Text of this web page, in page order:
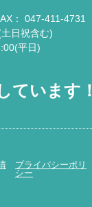
： 047-411-4731
日祝含む)
平日)
ています！
プライバシーポリ
シー